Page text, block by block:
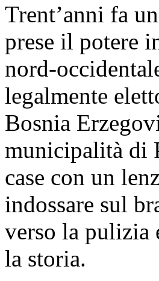
Trent’anni fa
prese il potere
nord-
legalmente
Bosnia
municipalità di
case con un
indossare sul
verso la pulizia
la storia.